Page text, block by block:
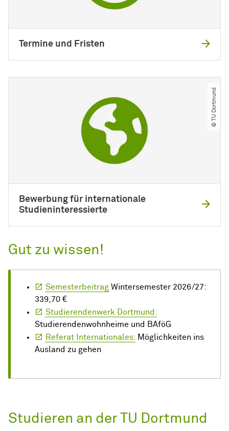
Termine und Fristen
© TU Dortmund
Bewerbung für internationale
Studieninteressierte
Gut zu wissen!
Semesterbeitrag Wintersemester 2026/27:
339,70 €
Studierendenwerk Dortmund:
Studierendenwohnheime und BAföG
Referat Internationales: Möglichkeiten ins
Ausland zu gehen
Studieren an der TU Dortmund